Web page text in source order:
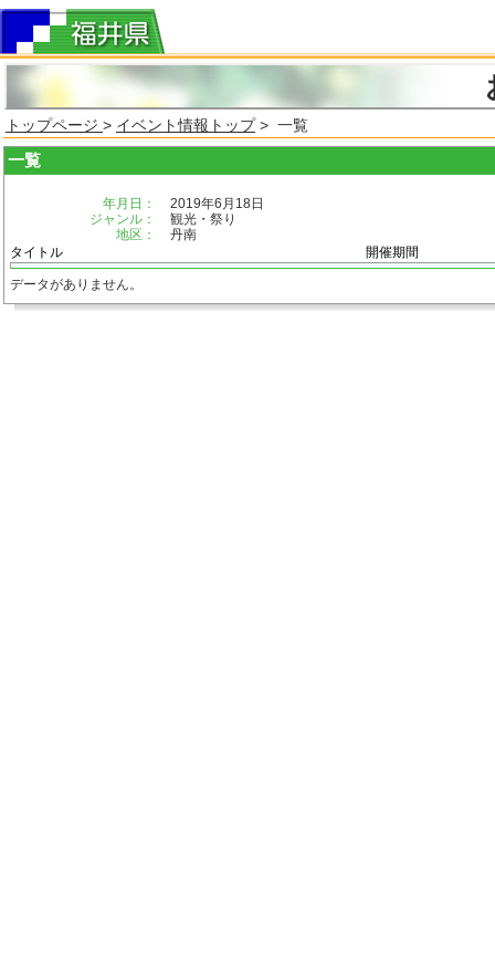
トップページ > イベント情報トップ> 一覧
一覧
年月日：
2019年6月18日
ジャンル：
観光・祭り
地区：
丹南
タイトル
開催期間
データがありません。